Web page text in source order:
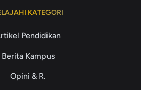
KATEGORI
Pendidikan
Berita Kampus
Opini & R.